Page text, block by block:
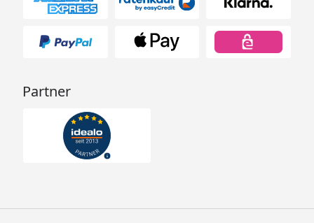
Partner